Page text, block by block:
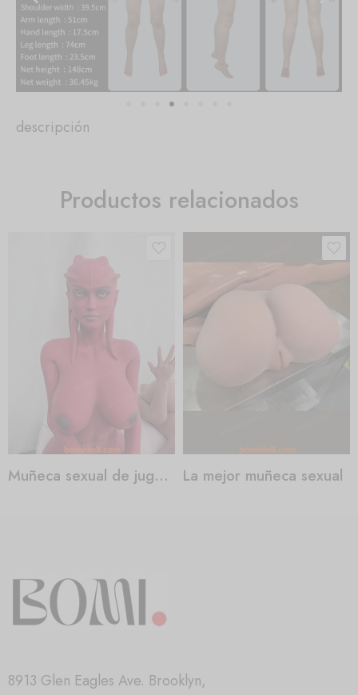
descripción
Productos relacionados
Muñeca sexual de juguete para adultos La mejor muñeca sexual
8913 Glen Eagles Ave. Brooklyn,